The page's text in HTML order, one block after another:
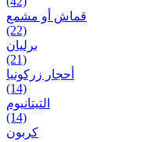
قماش أو مشمع
(22)
برلیان
(21)
أحجار زركونيا
(14)
التيتانيوم
(14)
كربون